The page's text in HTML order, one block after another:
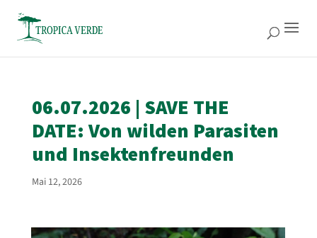
06.07.2026 | SAVE THE
DATE: Von wilden Parasiten
und Insektenfreunden
Mai 12, 2026